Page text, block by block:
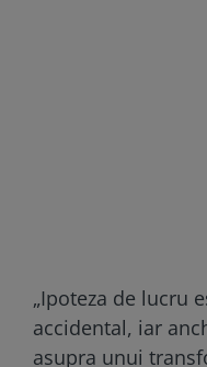
„Ipoteza de lucru
accidental, iar
asupra unui